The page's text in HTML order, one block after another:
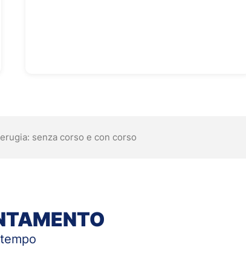
senza corso e con corso